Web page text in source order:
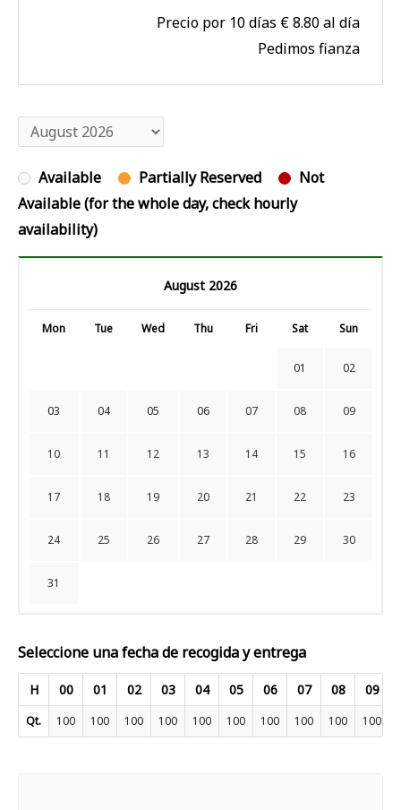
Precio por 10 días € 8.80 al día
Pedimos fianza
Available Partially Reserved
Not
Available (for the whole day, check hourly
availability)
August 2026
Mon Tue Wed Thu Fri Sat Sun
01 02
03 04 05 06 07 08 09
10 11 12 13 14 15 16
17 18 19 20 21 22 23
24 25 26 27 28 29 30
31
Seleccione una fecha de recogida y entrega
H 00 01 02 03 04 05 06 07 08 09
Qt. 100 100 100 100 100 100 100 100 100 100